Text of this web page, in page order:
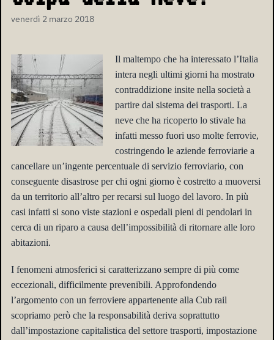
venerdì 2 marzo 2018
Il maltempo che ha interessato l’Italia
intera negli ultimi giorni ha mostrato
contraddizione insite nella società a
partire dal sistema dei trasporti. La
neve che ha ricoperto lo stivale ha
infatti messo fuori uso molte ferrovie,
costringendo le aziende ferroviarie a
cancellare un’ingente percentuale di servizio ferroviario, con
conseguente disastrose per chi ogni giorno è costretto a muoversi
da un territorio all’altro per recarsi sul luogo del lavoro. In più
casi infatti si sono viste stazioni e ospedali pieni di pendolari in
cerca di un riparo a causa dell’impossibilità di ritornare alle loro
abitazioni.
I fenomeni atmosferici si caratterizzano sempre di più come
eccezionali, difficilmente prevenibili. Approfondendo
l’argomento con un ferroviere appartenente alla Cub rail
scopriamo però che la responsabilità deriva soprattutto
dall’impostazione capitalistica del settore trasporti, impostazione